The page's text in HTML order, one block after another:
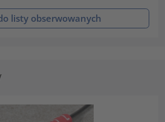
listy obserwowanych